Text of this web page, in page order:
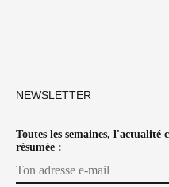
NEWSLETTER
Toutes les semaines,
résumée :